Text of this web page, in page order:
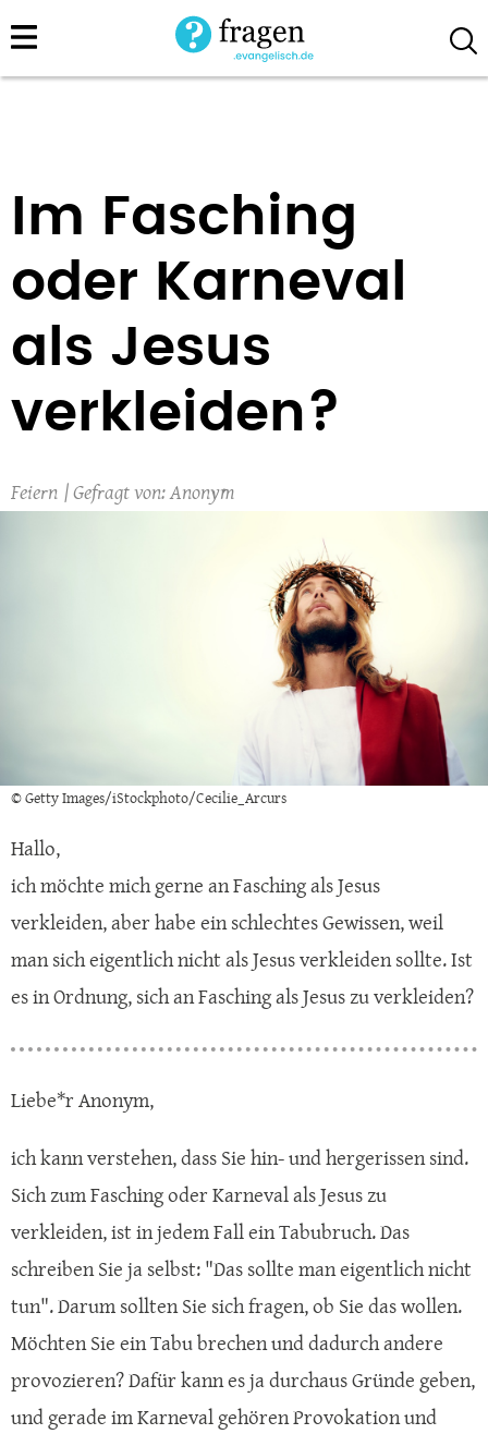
Direkt
zum
Im Fasching
oder Karneval
als Jesus
verkleiden?
Feiern Anonym
© Getty Images/iStockphoto/Cecilie_Arcurs
Hallo,
ich möchte mich gerne an Fasching als Jesus
verkleiden, aber habe ein schlechtes Gewissen, weil
man sich eigentlich nicht als Jesus verkleiden sollte. Ist
es in Ordnung, sich an Fasching als Jesus zu verkleiden?
Liebe*r Anonym,
ich kann verstehen, dass Sie hin- und hergerissen sind.
Sich zum Fasching oder Karneval als Jesus zu
verkleiden, ist in jedem Fall ein Tabubruch. Das
schreiben Sie ja selbst: "Das sollte man eigentlich nicht
tun". Darum sollten Sie sich fragen, ob Sie das wollen.
Möchten Sie ein Tabu brechen und dadurch andere
provozieren? Dafür kann es ja durchaus Gründe geben,
und gerade im Karneval gehören Provokation und